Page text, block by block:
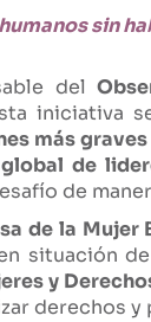
sin
del
iniciativa
más
de
de
de la Mujer
situación
y
derechos